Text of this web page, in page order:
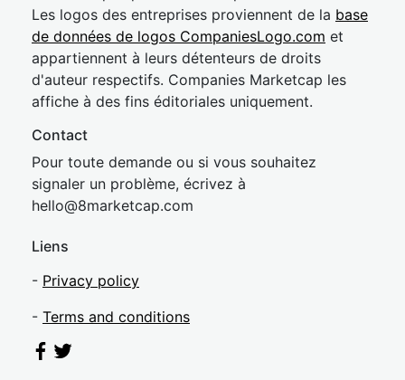
Les logos des entreprises proviennent de la base
de données de logos CompaniesLogo.com et
appartiennent à leurs détenteurs de droits
d'auteur respectifs. Companies Marketcap les
affiche à des fins éditoriales uniquement.
Contact
Pour toute demande ou si vous souhaitez
signaler un problème, écrivez à
hello@8marketcap.com
Liens
- Privacy policy
- Terms and conditions